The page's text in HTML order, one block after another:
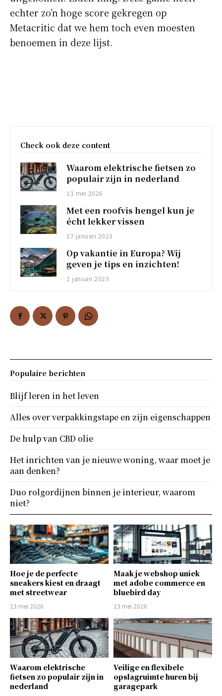
echter zo’n hoge score gekregen op
Metacritic dat we hem toch even moesten
benoemen in deze lijst.
Check ook deze content
Waarom elektrische fietsen zo
populair zijn in nederland
13 mei 2026
Met een roofvis hengel kun je
écht lekker vissen
17 januari 2023
Op vakantie in Europa? Wij
geven je tips en inzichten!
2 januari 2023
Hoe je de perfecte
sneakers kiest en draagt
met streetwear
13 mei 2026
Maak je webshop uniek
met adobe commerce en
bluebird day
13 mei 2026
Waarom elektrische
fietsen zo populair zijn in
nederland
Veilige en flexibele
opslagruimte huren bij
garagepark
Populaire berichten
Blijf leren in het leven
Alles over verpakkingstape en zijn eigenschappen
De hulp van CBD olie
Het inrichten van je nieuwe woning, waar moet je
aan denken?
Duo rolgordijnen binnen je interieur, waarom
niet?